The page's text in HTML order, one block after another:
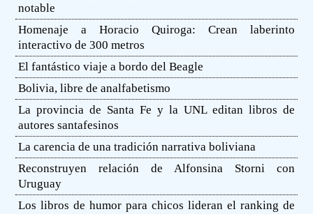
notable
Homenaje a Horacio Quiroga: Crean laberinto
interactivo de 300 metros
El fantástico viaje a bordo del Beagle
Bolivia, libre de analfabetismo
La provincia de Santa Fe y la UNL editan libros de
autores santafesinos
La carencia de una tradición narrativa boliviana
Reconstruyen relación de Alfonsina Storni con
Uruguay
Los libros de humor para chicos lideran el ranking de